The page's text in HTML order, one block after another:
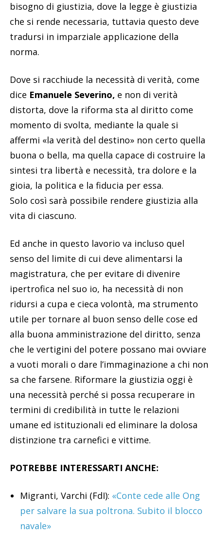
bisogno di giustizia, dove la legge è giustizia
che si rende necessaria, tuttavia questo deve
tradursi in imparziale applicazione della
norma.
Dove si racchiude la necessità di verità, come
dice Emanuele Severino, e non di verità
distorta, dove la riforma sta al diritto come
momento di svolta, mediante la quale si
affermi «la verità del destino» non certo quella
buona o bella, ma quella capace di costruire la
sintesi tra libertà e necessità, tra dolore e la
gioia, la politica e la fiducia per essa.
Solo così sarà possibile rendere giustizia alla
vita di ciascuno.
Ed anche in questo lavorio va incluso quel
senso del limite di cui deve alimentarsi la
magistratura, che per evitare di divenire
ipertrofica nel suo io, ha necessità di non
ridursi a cupa e cieca volontà, ma strumento
utile per tornare al buon senso delle cose ed
alla buona amministrazione del diritto, senza
che le vertigini del potere possano mai ovviare
a vuoti morali o dare l’immaginazione a chi non
sa che farsene. Riformare la giustizia oggi è
una necessità perché si possa recuperare in
termini di credibilità in tutte le relazioni
umane ed istituzionali ed eliminare la dolosa
distinzione tra carnefici e vittime.
POTREBBE INTERESSARTI ANCHE:
Migranti, Varchi (FdI): «Conte cede alle Ong
per salvare la sua poltrona. Subito il blocco
navale»